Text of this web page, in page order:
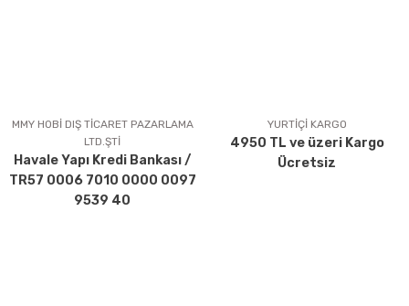
Ürün açıklamasında eksik bilgiler bulunuyor.
Ürün bilgilerinde hatalar bulunuyor.
Ürün fiyatı diğer sitelerden daha pahalı.
Bu ürüne benzer farklı alternatifler olmalı.
MMY HOBİ DIŞ TİCARET PAZARLAMA
LTD.ŞTİ
Havale Yapı Kredi Bankası /
TR57 0006 7010 0000 0097
9539 40
YURTİÇİ KARGO
4950 TL ve üzeri Kargo
Ücretsiz